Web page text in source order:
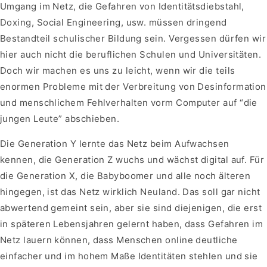
Umgang im Netz, die Gefahren von Identitätsdiebstahl,
Doxing, Social Engineering, usw. müssen dringend
Bestandteil schulischer Bildung sein. Vergessen dürfen wir
hier auch nicht die beruflichen Schulen und Universitäten.
Doch wir machen es uns zu leicht, wenn wir die teils
enormen Probleme mit der Verbreitung von Desinformation
und menschlichem Fehlverhalten vorm Computer auf “die
jungen Leute” abschieben.
Die Generation Y lernte das Netz beim Aufwachsen
kennen, die Generation Z wuchs und wächst digital auf. Für
die Generation X, die Babyboomer und alle noch älteren
hingegen, ist das Netz wirklich Neuland. Das soll gar nicht
abwertend gemeint sein, aber sie sind diejenigen, die erst
in späteren Lebensjahren gelernt haben, dass Gefahren im
Netz lauern können, dass Menschen online deutliche
einfacher und im hohem Maße Identitäten stehlen und sie